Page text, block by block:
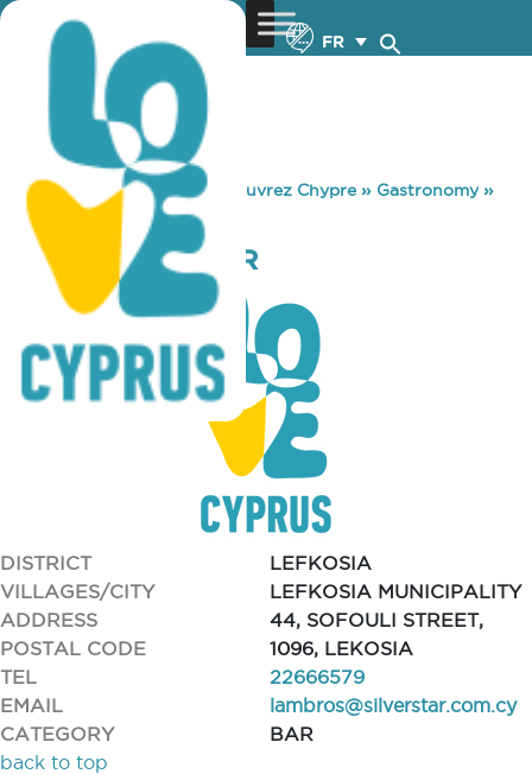
FR
You are here: Home »Découvrez Chypre» Gastronomy»
SILVER STAR BAR
SILVER STAR BAR
DISTRICT
LEFKOSIA
VILLAGES/CITY
LEFKOSIA MUNICIPALITY
ADDRESS
44, SOFOULI STREET,
POSTAL CODE
1096, LEKOSIA
TEL
22666579
EMAIL
lambros@silverstar.com.cy
CATEGORY
BAR
back to top